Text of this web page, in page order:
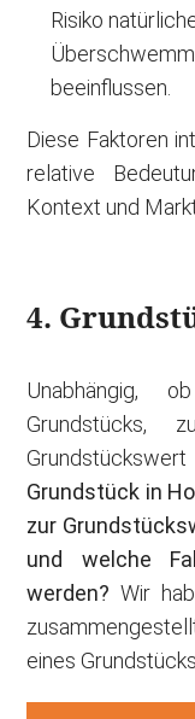
Risiko
beeinflussen.
Diese Faktoren
relative
Kontext und
4.
Unabhängig,
Grundstücks,
Grundstückswert
Grundstück in
zur
und welche
werden? Wir
eines